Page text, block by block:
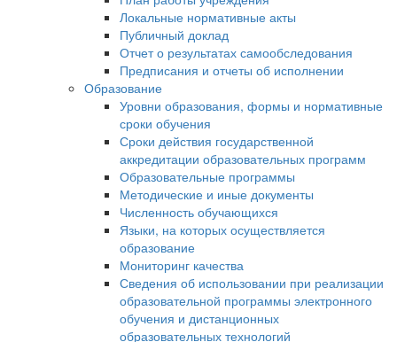
Локальные нормативные акты
Публичный доклад
Отчет о результатах самообследования
Предписания и отчеты об исполнении
Образование
Уровни образования, формы и нормативные
сроки обучения
Сроки действия государственной
аккредитации образовательных программ
Образовательные программы
Методические и иные документы
Численность обучающихся
Языки, на которых осуществляется
образование
Мониторинг качества
Сведения об использовании при реализации
образовательной программы электронного
обучения и дистанционных
образовательных технологий